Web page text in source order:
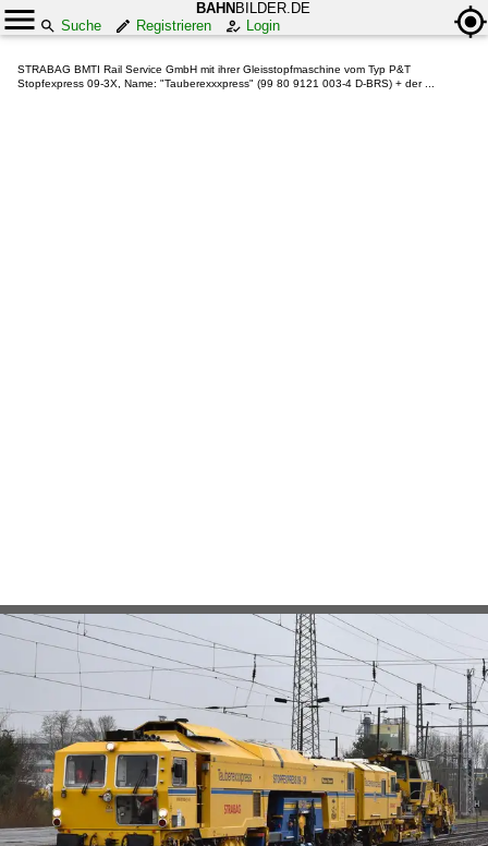
BAHN BILDER.DE
Suche
Registrieren Login
STRABAG BMTI Rail Service GmbH mit ihrer Gleisstopfmaschine vom Typ P&T
Stopfexpress 09-3X, Name: "Tauberexxxpress" (99 80 9121 003-4 D-BRS) + der ...